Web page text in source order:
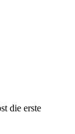
die erste